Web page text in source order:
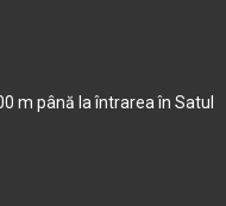
m până la întrarea în Satul